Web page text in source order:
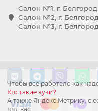
Чтобы всё работало как
Кто такие куки?
А также Яндекс.Метрику, с
для вас
Салон №1, г.
Салон №2, г.
Салон №3, г.